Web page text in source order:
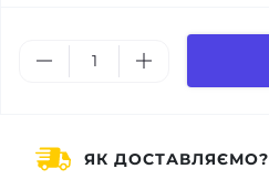
ЯК ДОСТАВЛЯЄМО?